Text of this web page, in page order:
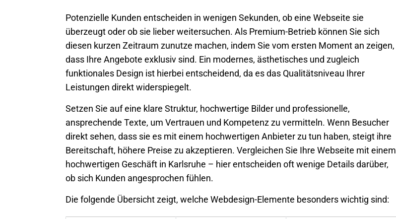
Potenzielle Kunden entscheiden in wenigen Sekunden, ob eine Webseite sie
überzeugt oder ob sie lieber weitersuchen. Als Premium-Betrieb können Sie sich
diesen kurzen Zeitraum zunutze machen, indem Sie vom ersten Moment an zeigen,
dass Ihre Angebote exklusiv sind. Ein modernes, ästhetisches und zugleich
funktionales Design ist hierbei entscheidend, da es das Qualitätsniveau Ihrer
Leistungen direkt widerspiegelt.
Setzen Sie auf eine klare Struktur, hochwertige Bilder und professionelle,
ansprechende Texte, um Vertrauen und Kompetenz zu vermitteln. Wenn Besucher
direkt sehen, dass sie es mit einem hochwertigen Anbieter zu tun haben, steigt ihre
Bereitschaft, höhere Preise zu akzeptieren. Vergleichen Sie Ihre Webseite mit einem
hochwertigen Geschäft in Karlsruhe – hier entscheiden oft wenige Details darüber,
ob sich Kunden angesprochen fühlen.
Die folgende Übersicht zeigt, welche Webdesign-Elemente besonders wichtig sind: